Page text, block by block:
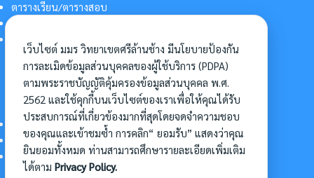
ตารางเรียน/ตารางสอบ
การแต่งกายนักศึกษา
อื่นๆ
การเข้าศึกษาต่อ
ดาวน์โหลดแบบฟอร์ม
การบริหารจัดการโครงการ
เว็บไซต์ มมร วิทยาเขตศรีล้านช้าง มีนโยบายป้องกัน
การละเมิดข้อมูลส่วนบุคคลของผู้ใช้บริการ (PDPA)
ตามพระราชบัญญัติคุ้มครองข้อมูลส่วนบุคคล พ.ศ.
2562 และใช้คุกกี้บนเว็บไซต์ของเราเพื่อให้คุณได้รับ
ประสบการณ์ที่เกี่ยวข้องมากที่สุดโดยจดจำความชอบ
ของคุณและเข้าชมซ้ำ การคลิก“ ยอมรับ” แสดงว่าคุณ
ยินยอมทั้งหมด ท่านสามารถศึกษารายละเอียดเพิ่มเติม
ได้ตาม Privacy Policy.